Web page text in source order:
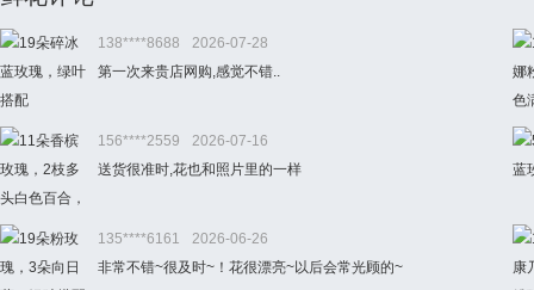
138****8688
2026-07-28
第一次来贵店网购,感觉不错..
156****2559
2026-07-16
送货很准时,花也和照片里的一样
135****6161
2026-06-26
非常不错~很及时~！花很漂亮~以后会常光顾的~